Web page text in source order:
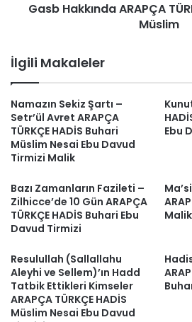
Gasb Hakkında ARAPÇA
Müslim
İlgili Makaleler
Namazın Sekiz Şartı –
Setr’ül Avret ARAPÇA
TÜRKÇE HADİS Buhari
Müslim Nesai Ebu Davud
Tirmizi Malik
Ebu
Bazı Zamanların Fazileti –
Zilhicce’de 10 Gün ARAPÇA
TÜRKÇE HADİS Buhari Ebu
Davud Tirmizi
Malik
Resulullah (Sallallahu
Aleyhi ve Sellem)’ın Hadd
Tatbik Ettikleri Kimseler
ARAPÇA TÜRKÇE HADİS
Müslim Nesai Ebu Davud